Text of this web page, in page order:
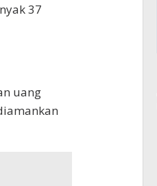
37
uang